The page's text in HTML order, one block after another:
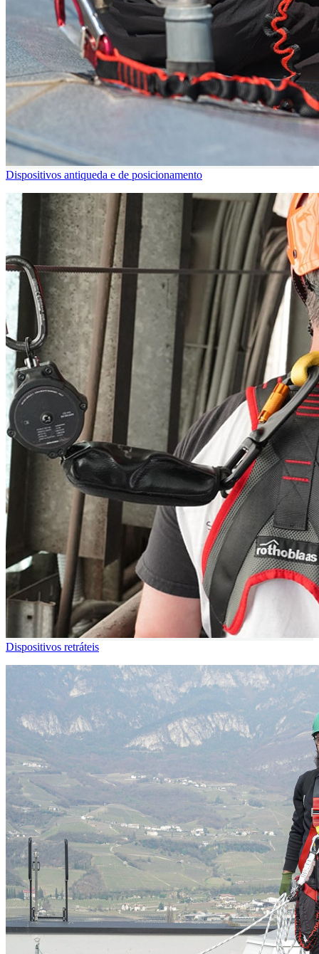
Dispositivos antiqueda e de posicionamento
Dispositivos retráteis